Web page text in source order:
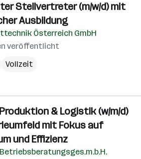
Stellvertreter (m/w/d) mit
Ausbildung
Österreich GmbH
veröffentlicht
Vollzeit
& Logistik (w/m/d)
mit Fokus auf
und Effizienz
Betriebsberatungsges.m.b.H.